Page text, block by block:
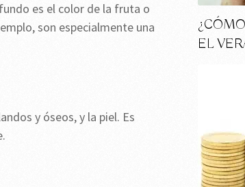
es el color de la fruta o
son especialmente una
y óseos, y la piel. Es
EL